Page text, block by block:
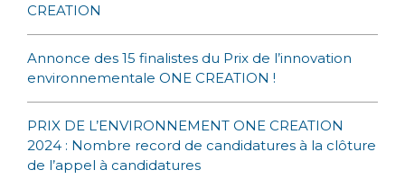
CREATION
Annonce des 15 finalistes du Prix de l’innovation
environnementale ONE CREATION !
PRIX DE L’ENVIRONNEMENT ONE CREATION
2024 : Nombre record de candidatures à la clôture
de l’appel à candidatures